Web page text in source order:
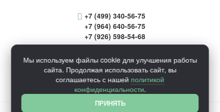
+7 (499) 340-56-75
+7 (964) 640-56-75
+7 (926) 598-54-68
inform@ecosaunaru.ru
Мы используем файлы cookie для улучшения работы
сайта. Продолжая использовать сайт, вы
соглашаетесь с нашей политикой
конфиденциальности.
ПРИНЯТЬ